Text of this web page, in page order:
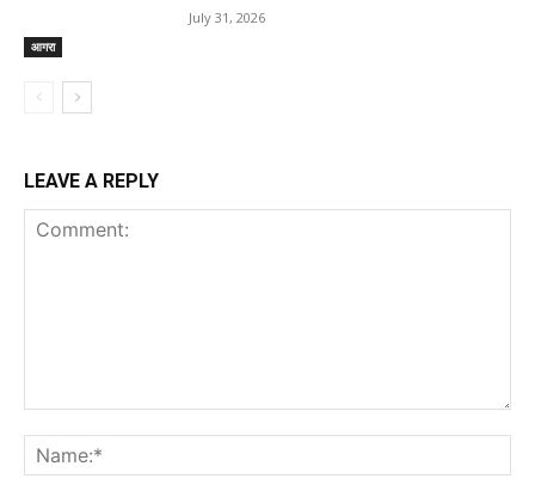
आगरा
July 31, 2026
LEAVE A REPLY